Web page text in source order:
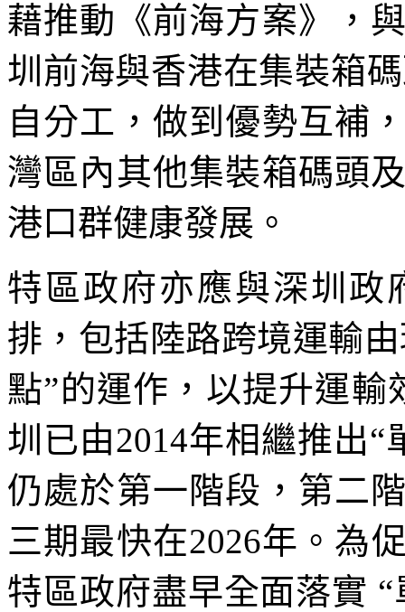
藉推動《前海方案》，
圳前海與香港在集裝箱
自分工，做到優勢互補
灣區內其他集裝箱碼頭
港口群健康發展。
特區政府亦應與深圳政
排，包括陸路跨境運輸
點”的運作，以提升運
圳已由2014年相繼推出“
仍處於第一階段，第二
三期最快在2026年。為
特區政府盡早全面落實